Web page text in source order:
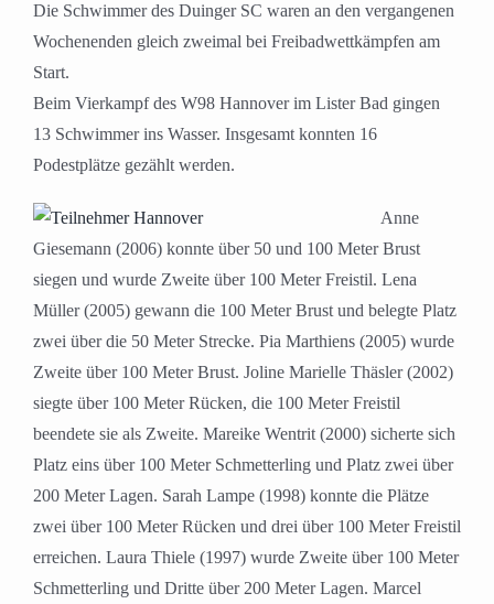
Die Schwimmer des Duinger SC waren an den vergangenen
Wochenenden gleich zweimal bei Freibadwettkämpfen am
Start.
Beim Vierkampf des W98 Hannover im Lister Bad gingen
13 Schwimmer ins Wasser. Insgesamt konnten 16
Podestplätze gezählt werden.
Anne
Giesemann (2006) konnte über 50 und 100 Meter Brust
siegen und wurde Zweite über 100 Meter Freistil. Lena
Müller (2005) gewann die 100 Meter Brust und belegte Platz
zwei über die 50 Meter Strecke. Pia Marthiens (2005) wurde
Zweite über 100 Meter Brust. Joline Marielle Thäsler (2002)
siegte über 100 Meter Rücken, die 100 Meter Freistil
beendete sie als Zweite. Mareike Wentrit (2000) sicherte sich
Platz eins über 100 Meter Schmetterling und Platz zwei über
200 Meter Lagen. Sarah Lampe (1998) konnte die Plätze
zwei über 100 Meter Rücken und drei über 100 Meter Freistil
erreichen. Laura Thiele (1997) wurde Zweite über 100 Meter
Schmetterling und Dritte über 200 Meter Lagen. Marcel